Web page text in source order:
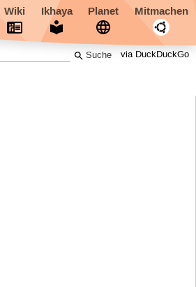
Wiki Ikhaya Planet Mitmachen
via DuckDuckGo